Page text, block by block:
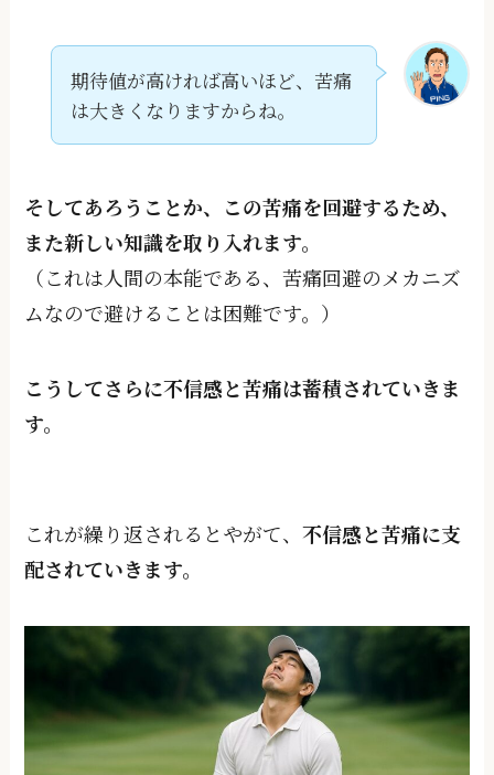
期待値が高ければ高いほど、苦痛
は大きくなりますからね。
そしてあろうことか、この苦痛を回避するため、
また新しい知識を取り入れます。
（これは人間の本能である、苦痛回避のメカニズ
ムなので避けることは困難です。）
こうしてさらに不信感と苦痛は蓄積されていきま
す。
これが繰り返されるとやがて、不信感と苦痛に支
配されていきます。